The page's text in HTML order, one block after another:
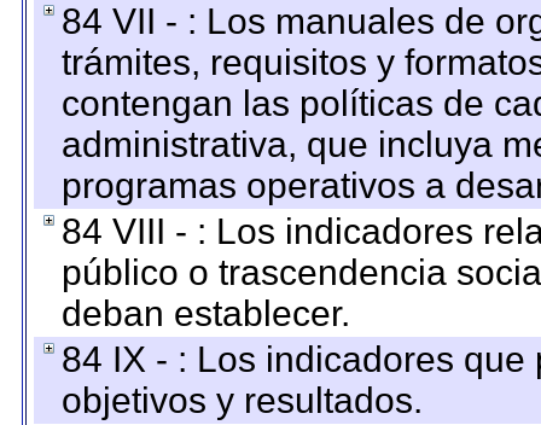
84 VII - : Los manuales de
trámites, requisitos y
contengan las políticas de
administrativa, que incluya
programas operativos a
84 VIII - : Los indicadores
público o trascendencia
deban establecer.
84 IX - : Los indicadores
objetivos y resultados.